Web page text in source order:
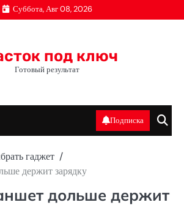
Суббота, Авг 08, 2026
под ключ
Готовый результат
Подписка
гаджет
держит зарядку
дольше держит